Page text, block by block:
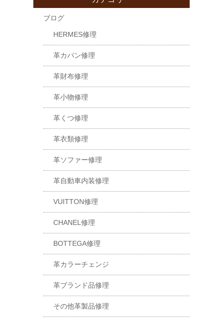
ブログ
HERMES修理
革カバン修理
革財布修理
革小物修理
革くつ修理
革衣類修理
革ソファー修理
革自動車内装修理
VUITTON修理
CHANEL修理
BOTTEGA修理
革カラーチェンジ
革ブランド品修理
その他革製品修理